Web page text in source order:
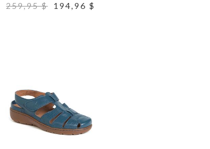
259,95 $
194,96 $